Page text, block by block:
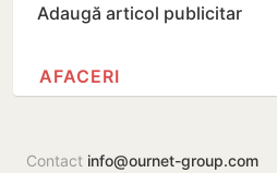
Adaugă articol publicitar
AFACERI
Contact info@ournet-group.com